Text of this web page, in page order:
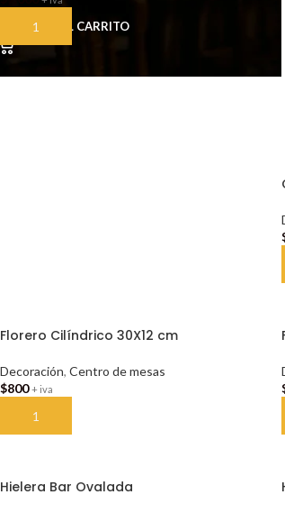
AÑADIR AL CARRITO
Florero Cilíndrico 30X12 cm
Decoración, Centro de mesas
$800 + iva
AÑADIR AL CARRITO
Hielera Bar Ovalada